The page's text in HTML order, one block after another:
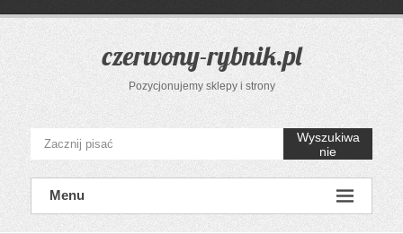
czerwony-rybnik.pl
Pozycjonujemy sklepy i strony
Wyszukiwa
nie
Menu